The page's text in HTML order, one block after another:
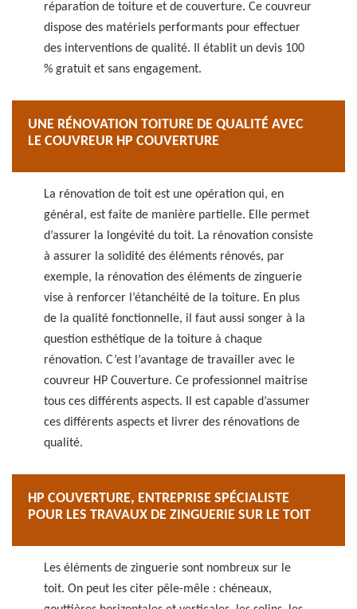
réparation de toiture et de couverture. Ce couvreur
dispose des matériels performants pour effectuer
des interventions de qualité. Il établit un devis 100
% gratuit et sans engagement.
UNE RÉNOVATION TOITURE DE QUALITÉ AVEC
LE COUVREUR HP COUVERTURE
La rénovation de toit est une opération qui, en
général, est faite de manière partielle. Elle permet
d’assurer la longévité du toit. La rénovation consiste
à assurer la solidité des éléments rénovés, par
exemple, la rénovation des éléments de zinguerie
vise à renforcer l’étanchéité de la toiture. En plus
de la qualité fonctionnelle, il faut aussi songer à la
question esthétique de la toiture à chaque
rénovation. C’est l’avantage de travailler avec le
couvreur HP Couverture. Ce professionnel maitrise
tous ces différents aspects. Il est capable d’assumer
ces différents aspects et livrer des rénovations de
qualité.
HP COUVERTURE, ENTREPRISE SPÉCIALISTE
POUR LES TRAVAUX DE ZINGUERIE SUR LE TOIT
Les éléments de zinguerie sont nombreux sur le
toit. On peut les citer pêle-mêle : chéneaux,